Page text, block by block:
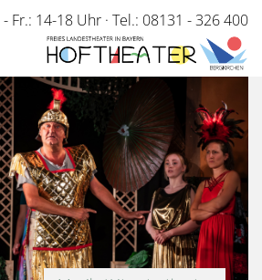
Direkt
zum
Inhalt
Fr.: 14-18 Uhr · Tel.: 08131 - 326 400